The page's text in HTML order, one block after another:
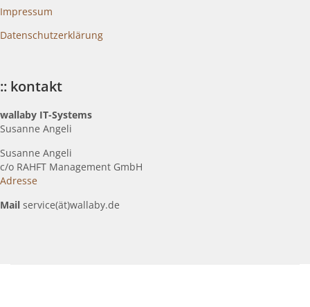
Impressum
Datenschutzerklärung
:: kontakt
wallaby IT-Systems
Susanne Angeli
Susanne Angeli
c/o RAHFT Management GmbH
Adresse
Mail service(ät)wallaby.de